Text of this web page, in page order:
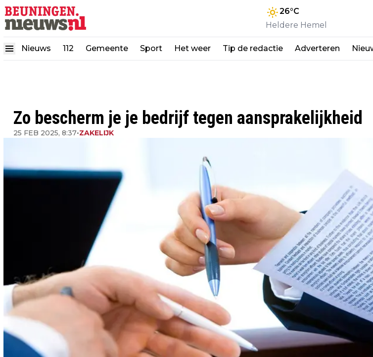
26°C
Heldere Hemel
Nieuws 112 Gemeente Sport Het weer Tip de redactie Adverteren
Zo bescherm je je bedrijf tegen aansprakelijkheid
25 FEB 2025, 8:37•ZAKELIJK